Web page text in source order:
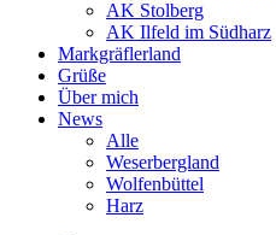
AK Stolberg
AK Ilfeld im Südharz
Markgräflerland
Grüße
Über mich
News
Alle
Weserbergland
Wolfenbüttel
Harz